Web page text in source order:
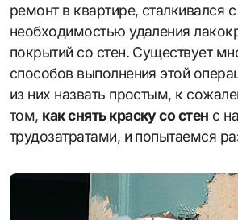
ремонт в квартире, сталкивался с
необходимостью удаления
покрытий со стен. Существует
способов выполнения этой
из них назвать простым, к
том, как снять краску со стен с
трудозатратами, и попытаемся